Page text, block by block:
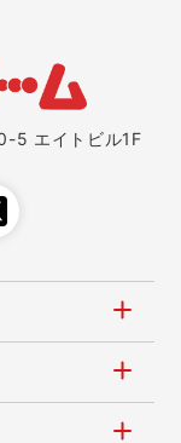
5 エイトビル1F